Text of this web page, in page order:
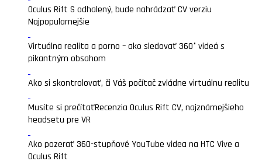
Oculus Rift S odhalený, bude nahrádzať CV verziu
Najpopularnejšie
Virtuálna realita a porno – ako sledovať 360° videá s
pikantným obsahom
Ako si skontrolovať, či Váš počítač zvládne virtuálnu realitu
Musíte si prečítaťRecenzia Oculus Rift CV, najznámejšieho
headsetu pre VR
Ako pozerať 360-stupňové YouTube videa na HTC Vive a
Oculus Rift